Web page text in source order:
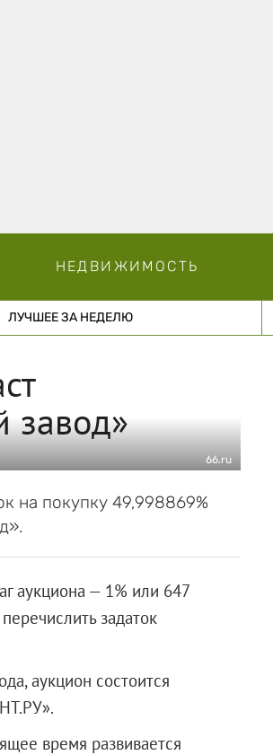
НЕДВИЖИМОСТЬ
ЛУЧШЕЕ ЗА НЕДЕЛЮ
завод»
66.ru
на покупку 49,998869%
аукциона — 1% или 647
задаток
аукцион состоится
.
время развивается